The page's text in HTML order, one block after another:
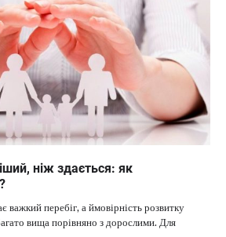
ніж здається: як
важкий перебіг, а ймовірність розвитку
вища порівняно з дорослими. Для